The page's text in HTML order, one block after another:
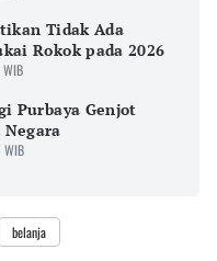
Tidak Ada
Rokok pada 2026
Purbaya Genjot
WIB
belanja